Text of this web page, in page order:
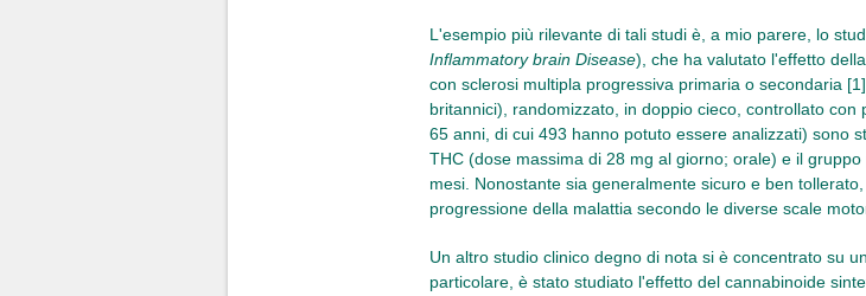
L'esempio più rilevante di tali studi è, a mio parere, lo
Inflammatory brain Disease), che ha valutato l'effetto
con sclerosi multipla progressiva primaria o secondaria
britannici), randomizzato, in doppio cieco, controllato
65 anni, di cui 493 hanno potuto essere analizzati) sono
THC (dose massima di 28 mg al giorno; orale) e il
mesi. Nonostante sia generalmente sicuro e ben
progressione della malattia secondo le diverse scale
Un altro studio clinico degno di nota si è concentrato su
particolare, è stato studiato l'effetto del cannabinoide